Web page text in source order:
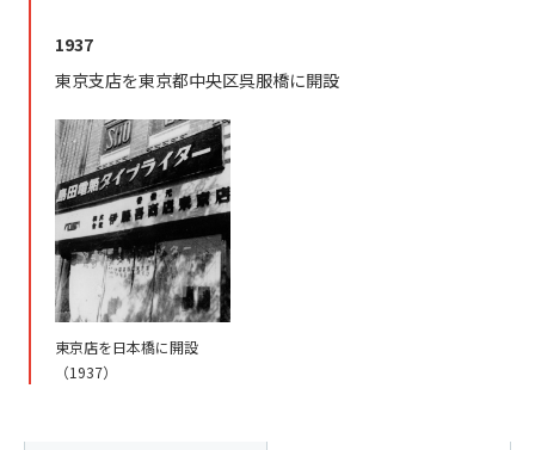
1937
東京支店を東京都中央区呉服橋に開設
東京店を日本橋に開設
（1937）